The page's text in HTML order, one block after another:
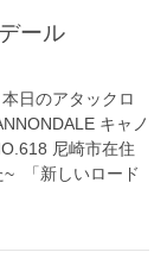
日のアタックロ
キャノ
尼崎市在住
~ 「新しいロード